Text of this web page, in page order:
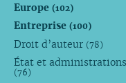
Europe (102)
Entreprise (100)
Droit d’auteur (78)
État et administrations
(76)